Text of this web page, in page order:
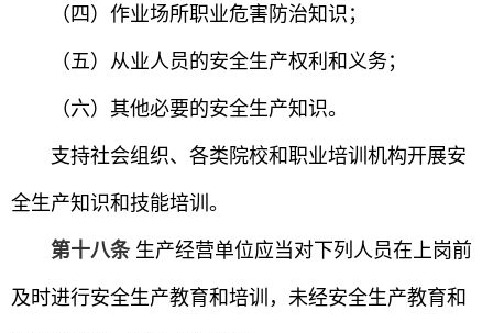
（四）作业场所职业危害防治知识；
（五）从业人员的安全生产权利和义务；
（六）其他必要的安全生产知识。
支持社会组织、各类院校和职业培训机构开展安
全生产知识和技能培训。
第十八条 生产经营单位应当对下列人员在上岗前
及时进行安全生产教育和培训，未经安全生产教育和